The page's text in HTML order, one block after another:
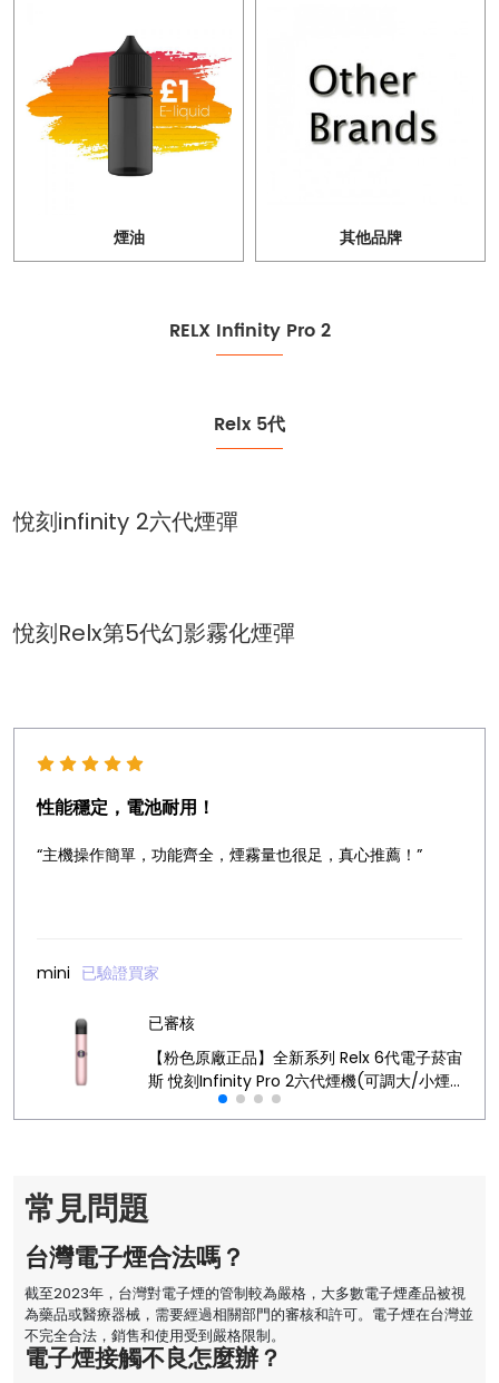
煙油 其他品牌
RELX Infinity Pro 2
Relx 5代
悅刻infinity 2六代煙彈
悅刻Relx第5代幻影霧化煙彈
性能穩定，電池耐用！
“主機操作簡單，功能齊全，煙霧量也很足，真心推薦！”
mini 已驗證買家
已審核
【粉色原廠正品】全新系列 Relx 6代電子菸宙
斯 悅刻Infinity Pro 2六代煙機(可調大/小煙
量) 支持Relx 4/5代煙彈通用 (下訂秒發貨)
常見問題
台灣電子煙合法嗎？
截至2023年，台灣對電子煙的管制較為嚴格，大多數電子煙產品被視
為藥品或醫療器械，需要經過相關部門的審核和許可。電子煙在台灣並
不完全合法，銷售和使用受到嚴格限制。
電子煙接觸不良怎麼辦？